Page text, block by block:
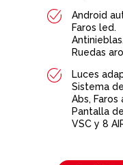
Android
Faros led.
Antinieblas.
Ruedas
Luces
Sistema
Abs, Faros
Pantalla
VSC y 8